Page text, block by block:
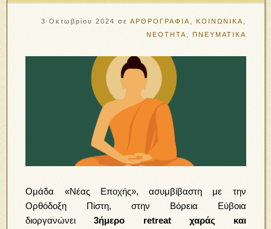
3 Οκτωβρίου 2024 σε ΑΡΘΡΟΓΡΑΦΙΑ ΚΟΙΝΩΝΙΚΑ
ΝΕΟΤΗΤΑ
ΠΝΕΥΜΑΤΙΚΑ
Ομάδα «Νέας Εποχής», ασυμβίβαστη με την
Ορθόδοξη Πίστη, στην Βόρεια Εύβοια
διοργανώνει3ήμερο retreat χαράς και